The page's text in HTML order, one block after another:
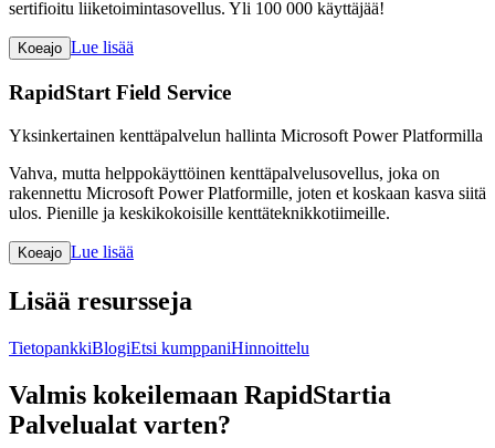
sertifioitu liiketoimintasovellus. Yli 100 000 käyttäjää!
Koeajo Lue lisää
RapidStart Field Service
Yksinkertainen kenttäpalvelun hallinta Microsoft Power Platformilla
Vahva, mutta helppokäyttöinen kenttäpalvelusovellus, joka on
rakennettu Microsoft Power Platformille, joten et koskaan kasva siitä
ulos. Pienille ja keskikokoisille kenttäteknikkotiimeille.
Koeajo Lue lisää
Lisää resursseja
TietopankkiBlogiEtsi kumppaniHinnoittelu
Valmis kokeilemaan RapidStartia
Palvelualat varten?